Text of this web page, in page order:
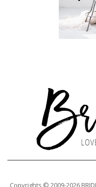
Copyrights © 2009-2026